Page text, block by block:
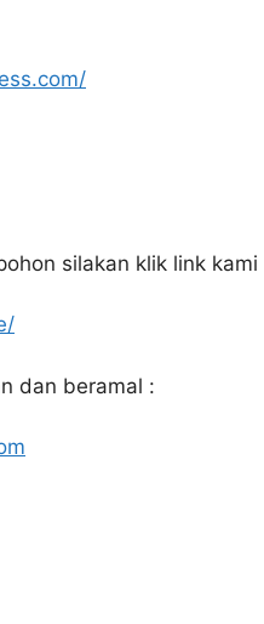
silakan klik link
dan beramal :